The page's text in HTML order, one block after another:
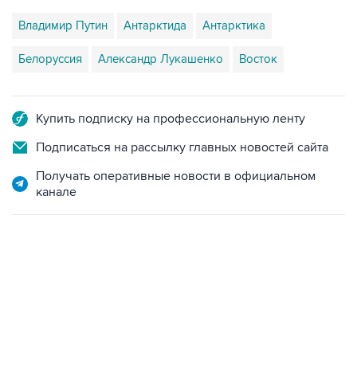
Владимир Путин Антарктида Антарктика
Белоруссия Александр Лукашенко Восток
Купить подписку на профессиональную ленту
Подписаться на рассылку главных новостей сайта
Получать оперативные новости в официальном
канале